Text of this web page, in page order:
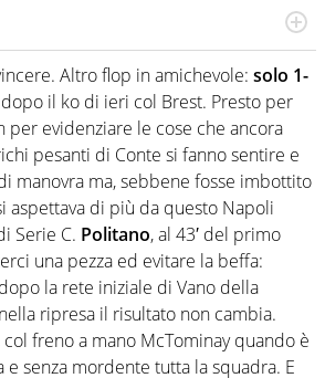
racconta lo sport in tutte le
l'apice quando ha modo di
interviste ai grandi protagonisti
Altro flop in amichevole: solo 1-
dopo il ko di ieri col Brest. Presto per
per evidenziare le cose che ancora
pesanti di Conte si fanno sentire e
manovra ma, sebbene fosse imbottito
aspettava di più da questo Napoli
Serie C. Politano, al 43′ del primo
una pezza ed evitare la beffa:
la rete iniziale di Vano della
ripresa il risultato non cambia.
col freno a mano McTominay quando è
e senza mordente tutta la squadra. E